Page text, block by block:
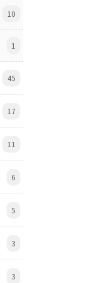
10
1
45
17
11
6
5
3
3